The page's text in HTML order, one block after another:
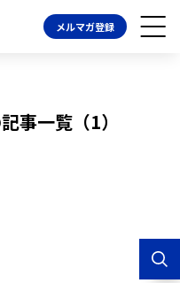
メルマガ登録
事一覧（1）